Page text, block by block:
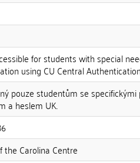
for students with special
using CU Central
pouze studentům se
a heslem UK.
Carolina Centre